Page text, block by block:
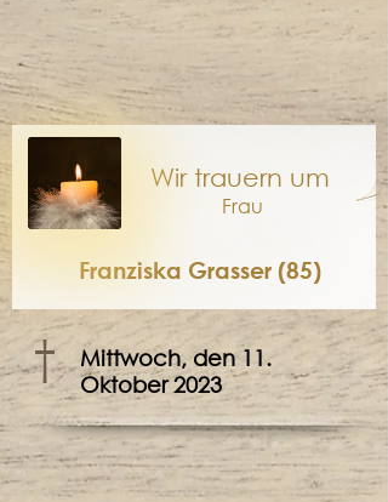
Wir trauern um
Franziska Grasser (85)
Frau
Mittwoch, den 11.
Oktober 2023
†